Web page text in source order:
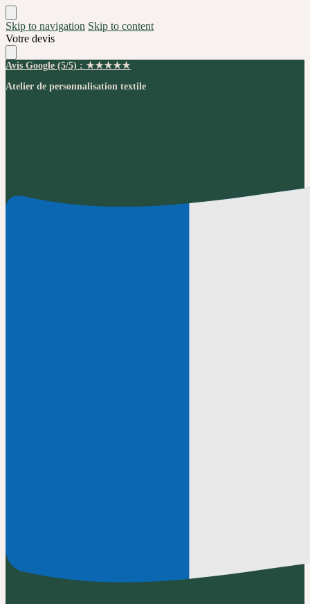
Skip to navigation Skip to content
Votre devis
Avis Google (5/5) : ★★★★★
Atelier de personnalisation textile